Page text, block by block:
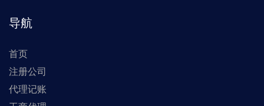
导航
首页
注册公司
代理记账